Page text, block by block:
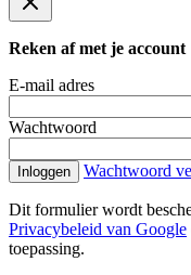
Reken af met je account
E-mail adres
Wachtwoord
Inloggen Wachtwoord
Dit formulier wordt
Privacybeleid van Google
toepassing.